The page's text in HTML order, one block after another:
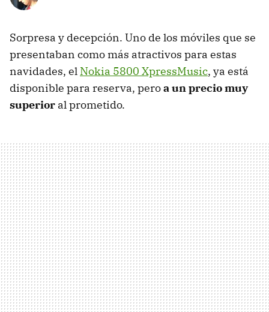
Sorpresa y decepción. Uno de los móviles que se
presentaban como más atractivos para estas
navidades, el Nokia 5800 XpressMusic, ya está
disponible para reserva, peroa un precio muy
superior al prometido.